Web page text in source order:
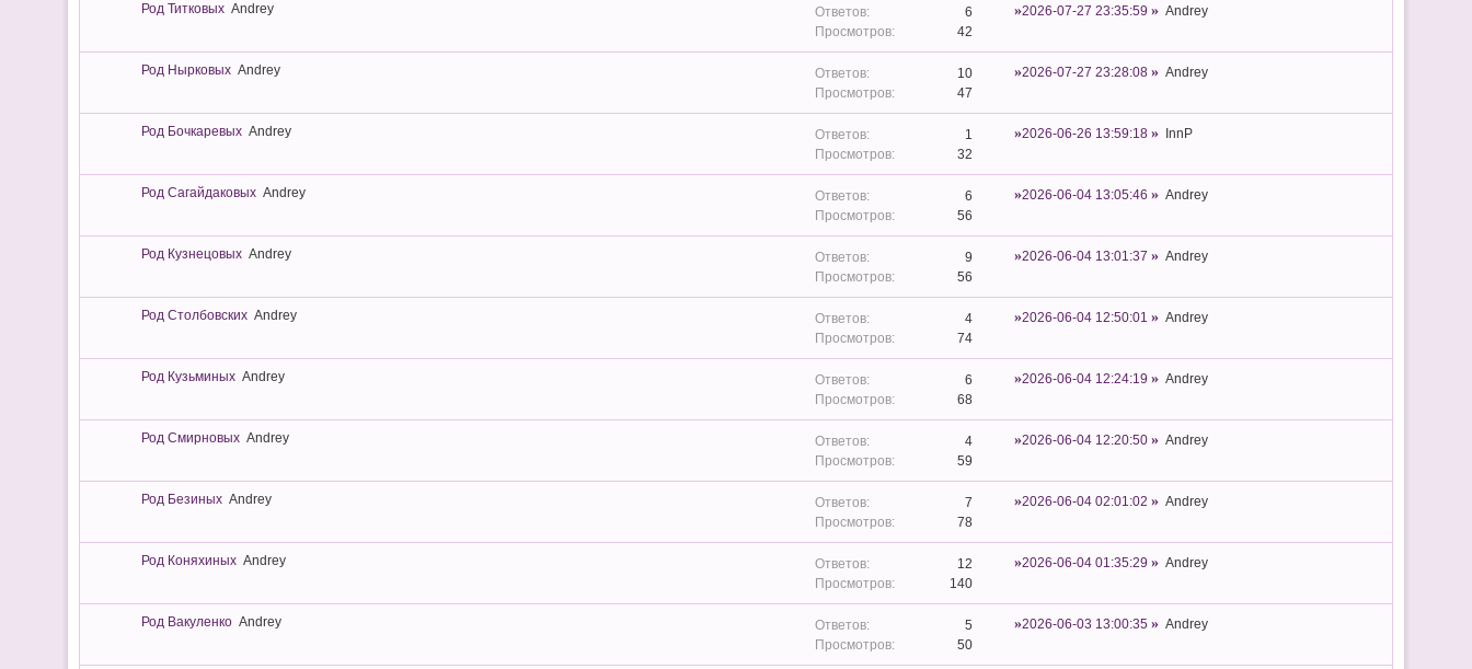
Род Титковых Andrey
6
42
2026-07-27 23:35:59 Andrey
Род Нырковых Andrey
10
47
2026-07-27 23:28:08 Andrey
Род Бочкаревых Andrey
1
32
2026-06-26 13:59:18 InnP
Род Сагайдаковых Andrey
6
56
2026-06-04 13:05:46 Andrey
Род Кузнецовых Andrey
9
56
2026-06-04 13:01:37 Andrey
Род Столбовских Andrey
4
74
2026-06-04 12:50:01 Andrey
Род Кузьминых Andrey
6
68
2026-06-04 12:24:19 Andrey
Род Смирновых Andrey
4
59
2026-06-04 12:20:50 Andrey
Род Безиных Andrey
7
78
2026-06-04 02:01:02 Andrey
Род Коняхиных Andrey
12
140
2026-06-04 01:35:29 Andrey
Род Вакуленко Andrey
5
50
2026-06-03 13:00:35 Andrey